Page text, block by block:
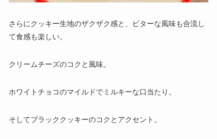
さらにクッキー生地のザクザク感と、ビターな風味も合流し
て食感も楽しい。
クリームチーズのコクと風味。
ホワイトチョコのマイルドでミルキーな口当たり。
そしてブラッククッキーのコクとアクセント。